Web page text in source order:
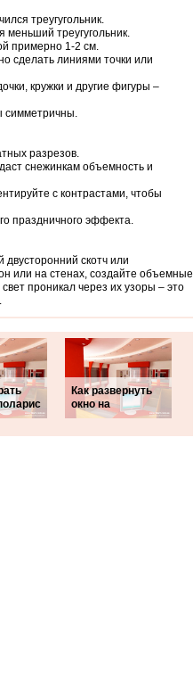
треугугольник.
меньший треугугольник.
примерно 1-2 см.
сделать линиями точки или
кружки и другие фигуры –
симметричны.
разрезов.
снежинкам объемность и
с контрастами, чтобы
праздничного эффекта.
скотч или
или на стенах, создайте объемные
проникал через их узоры – это
Как развернуть
окно на